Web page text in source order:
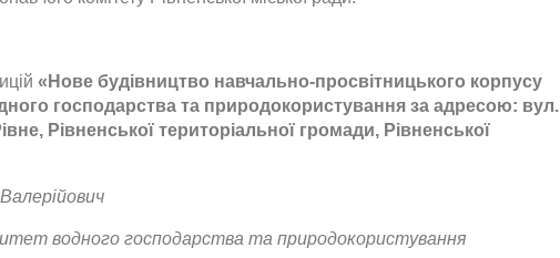
«Нове будівництво навчально-просвітницького корпусу
господарства та природокористування за адресою: вул.
Рівненської територіальної громади, Рівненської
водного господарства та природокористування